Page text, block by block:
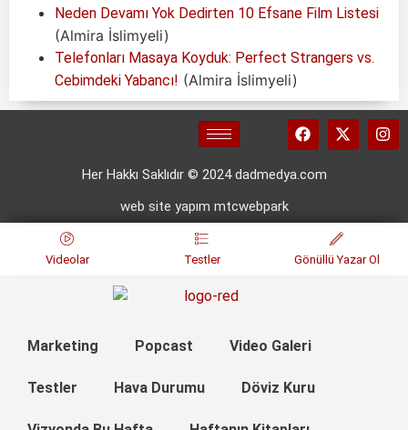
Neden Devamı Yok Dedirten 10 Efsane Film Listesi
(Almira İslimyeli)
Telefonları Masaya Koyduk: Perfect Strangers vs.
Cebimdeki Yabancı! (Almira İslimyeli)
Her Hakkı Saklıdır © 2024 dadmedya.com
web site yapım mtcwebpark
Videolar Testler Gönüllü Yazar Ol
Marketing Popcast Video Galeri
Testler Hava Durumu Döviz Kuru